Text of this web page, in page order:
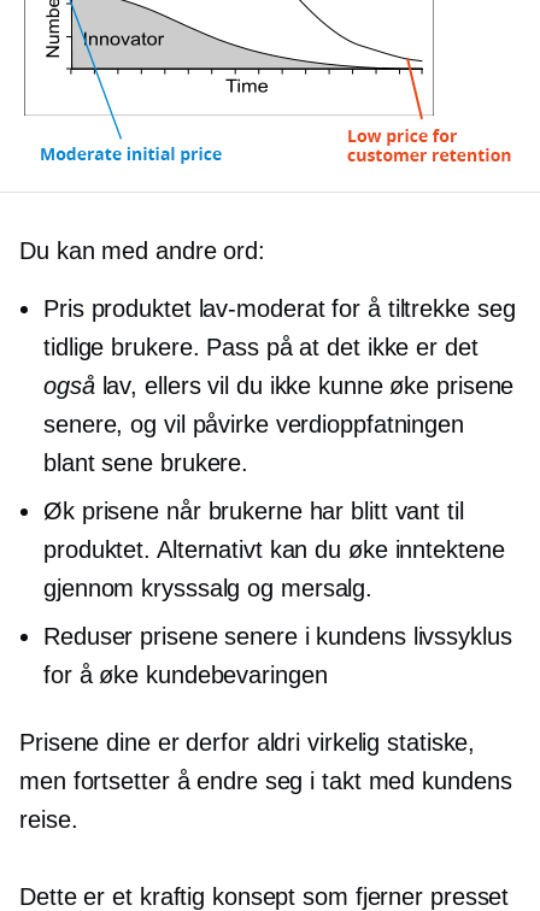
Du kan med andre ord:
Pris produktet lav-moderatfor å tiltrekke seg
tidlige brukere. Pass på at det ikke er det
også lav, ellers vil du ikke kunne øke prisene
senere, og vil påvirke verdioppfatningen
blant sene brukere.
Øk prisene når brukerne har blitt vant til
produktet. Alternativt kan du øke inntektene
gjennom krysssalg og mersalg.
Reduser prisene senere i kundens livssyklus
for å øke kundebevaringen
Prisene dine er derfor aldri virkelig statiske,
men fortsetter å endre seg i takt med kundens
reise.
Dette er et kraftig konsept som fjerner presset